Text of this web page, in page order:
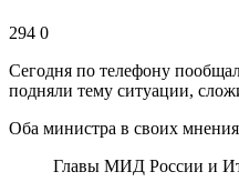
294 0
Сегодня по телефону
подняли тему ситуации,
Оба министра в своих
Главы МИД России и